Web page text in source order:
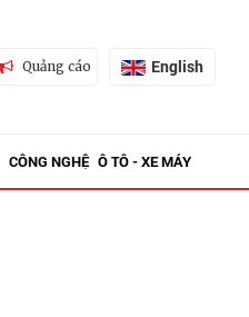
Quảng cáo English
CÔNG NGHỆ Ô TÔ - XE MÁY